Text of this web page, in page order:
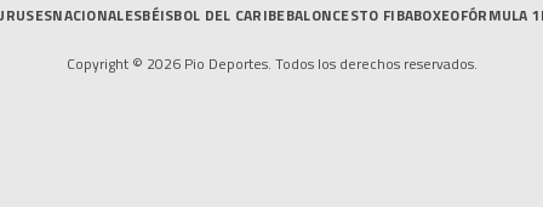
NACIONALESBÉISBOL DEL CARIBEBALONCESTO FIBABOXEOFÓRMULA 1
Copyright © 2026 Pio Deportes. Todos los derechos reservados.